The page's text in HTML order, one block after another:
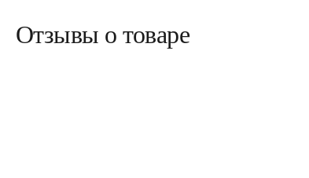
Отзывы о товаре